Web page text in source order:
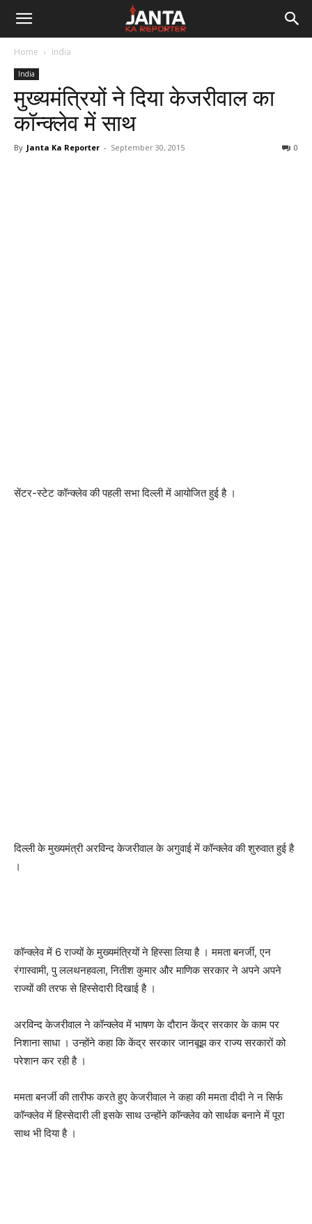
Janta
Reporter
Home India
India
मुख्यमंत्रियों ने दिया केजरीवाल का
कॉन्क्लेव में साथ
By Janta Ka Reporter - September 30, 2015 0
सेंटर-स्टेट कॉन्क्लेव की पहली सभा दिल्ली में आयोजित हुई है ।
दिल्ली के मुख्यमंत्री अरविन्द केजरीवाल के अगुवाई में कॉन्क्लेव की शुरुवात हुई है
।
कॉन्क्लेव में 6 राज्यों के मुख्यमंत्रियों ने हिस्सा लिया है । ममता बनर्जी, एन
रंगास्वामी, पु ललथनहवला, नितीश कुमार और माणिक सरकार ने अपने अपने
राज्यों की तरफ से हिस्सेदारी दिखाई है ।
अरविन्द केजरीवाल ने कॉन्क्लेव में भाषण के दौरान केंद्र सरकार के काम पर
निशाना साधा । उन्होंने कहा कि केंद्र सरकार जानबूझ कर राज्य सरकारों को
परेशान कर रही है ।
ममता बनर्जी की तारीफ करते हुए केजरीवाल ने कहा की ममता दीदी ने न सिर्फ
कॉन्क्लेव में हिस्सेदारी ली इसके साथ उन्होंने कॉन्क्लेव को सार्थक बनाने में पूरा
साथ भी दिया है ।